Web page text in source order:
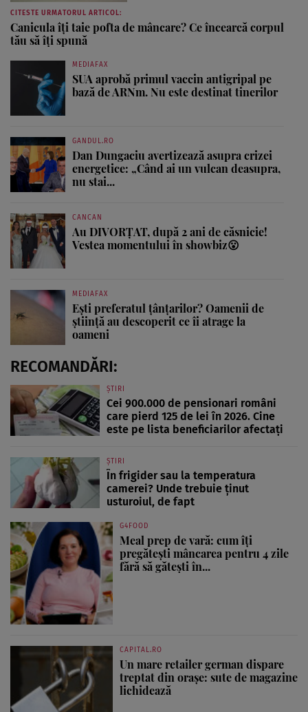
CITESTE URMATORUL ARTICOL:
Canicula îți taie pofta de mâncare? Ce încearcă corpul
tău să îți spună
MEDIAFAX
SUA aprobă primul vaccin antigripal pe
bază de ARNm. Nu este destinat tinerilor
GANDUL.RO
Dan Dungaciu avertizează asupra crizei
energetice: „Când ai un vulcan deasupra,
nu stai...
CANCAN
Au DIVORȚAT, după 2 ani de căsnicie!
Vestea momentului în showbiz😮
MEDIAFAX
Ești preferatul țânțarilor? Oamenii de
știință au descoperit ce îi atrage la
oameni
RECOMANDĂRI:
ȘTIRI
Cei 900.000 de pensionari români
care pierd 125 de lei în 2026. Cine
este pe lista beneficiarilor afectați
ȘTIRI
În frigider sau la temperatura
camerei? Unde trebuie ținut
usturoiul, de fapt
G4FOOD
Meal prep de vară: cum îți
pregătești mâncarea pentru 4 zile
fără să gătești în...
CAPITAL.RO
Un mare retailer german dispare
treptat din orașe: sute de magazine
lichidează